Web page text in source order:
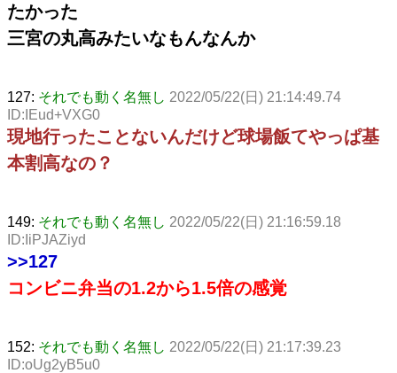
たかった
三宮の丸高みたいなもんなんか
127: それでも動く名無し 2022/05/22(日) 21:14:49.74
ID:IEud+VXG0
現地行ったことないんだけど球場飯てやっぱ基
本割高なの？
149: それでも動く名無し 2022/05/22(日) 21:16:59.18
ID:IiPJAZiyd
>>127
コンビニ弁当の1.2から1.5倍の感覚
152: それでも動く名無し 2022/05/22(日) 21:17:39.23
ID:oUg2yB5u0